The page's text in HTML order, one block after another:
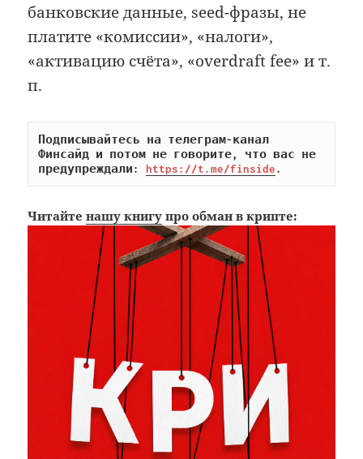
банковские данные, seed-фразы, не
платите «комиссии», «налоги»,
«активацию счёта», «overdraft fee» и т.
п.
Подписывайтесь на телеграм-канал
Финсайд и потом не говорите, что вас не
предупреждали: https://t.me/finside.
Читайтенашу книгу про обман в крипте: